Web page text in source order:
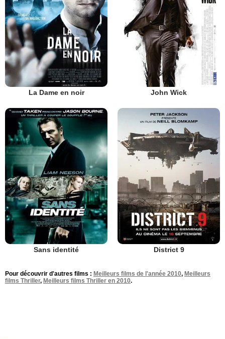
La Dame en noir John Wick
Sans identité District 9
Pour découvrir d'autres films : Meilleurs films de l'année 2010, Meilleurs
films Thriller, Meilleurs films Thriller en 2010.